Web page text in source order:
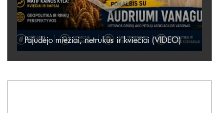
Pajudėjo miežiai, netrukus ir kviečiai (VIDEO)